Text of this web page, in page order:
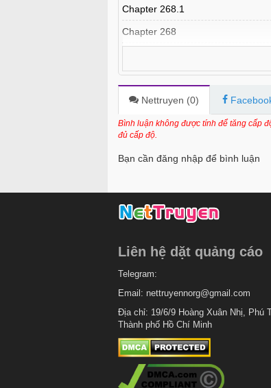
Chapter 268.1
Chapter 268
Chapter 266
Chapter 265
Chapter 264
Chapter 262
Chapter 260
Chapter 258
Chapter 257
Chapter 255.5
Chapter 254.5
Chapter 254
Nettruyen (0)
Bình luận không được tính để tăng cấp
đủ cấp độ.
Bạn cần đăng nhập để bình luận
Liên hệ dặt quảng cáo
Telegram:
Email: nettruyennorg@gmail.com
Địa chỉ: 19/6/9 Hoàng Xuân Nhị, Phú
Thành phố Hồ Chí Minh